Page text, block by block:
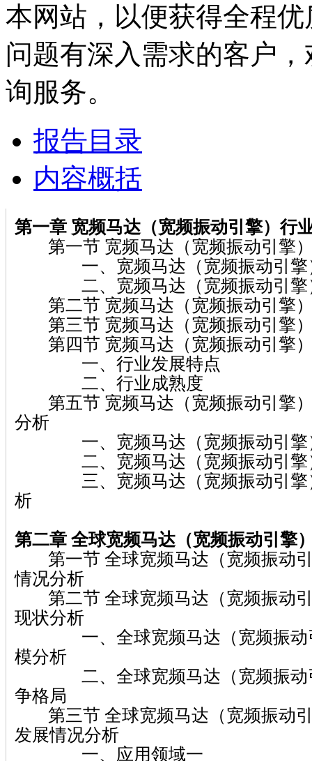
本网站，以便获得全程
问题有深入需求的客户
询服务。
报告目录
内容概括
第一章 宽频马达（宽频振动引擎）行
第一节 宽频马达（宽频振动引擎
一、宽频马达（宽频振动引擎
二、宽频马达（宽频振动引擎
第二节 宽频马达（宽频振动引擎
第三节 宽频马达（宽频振动引擎
第四节 宽频马达（宽频振动引擎
一、行业发展特点
二、行业成熟度
第五节 宽频马达（宽频振动引擎
分析
一、宽频马达（宽频振动引擎
二、宽频马达（宽频振动引擎
三、宽频马达（宽频振动引擎
析
第二章 全球宽频马达（宽频振动引擎
第一节 全球宽频马达（宽频振动
情况分析
第二节 全球宽频马达（宽频振动
现状分析
一、全球宽频马达（宽频振动
模分析
二、全球宽频马达（宽频振动
争格局
第三节 全球宽频马达（宽频振动
发展情况分析
一、应用领域一